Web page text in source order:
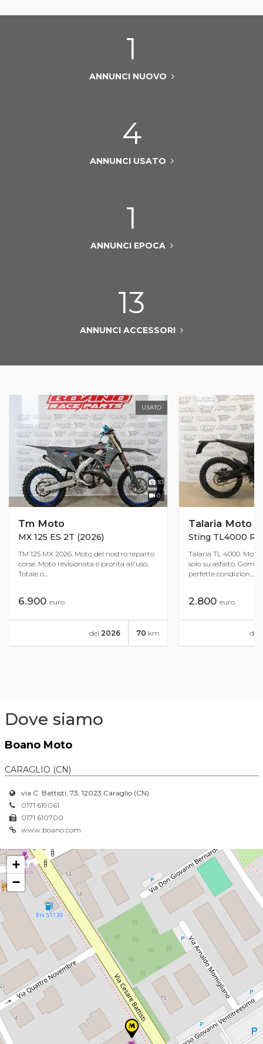
1
ANNUNCI NUOVO
4
ANNUNCI USATO
1
ANNUNCI EPOCA
13
ANNUNCI ACCESSORI
USATO
10
0
Tm Moto
MX 125 ES 2T (2026)
TM 125 MX 2026. Moto del nostro reparto
corse. Moto revisionata e pronta all'uso.
Totale o...
6.900 euro
70 km
del 2026
Talaria Moto
Sting TL4000 R
Talaria TL 4000.
solo su asfalto.
perfette condizion...
2.800 euro
del
Dove siamo
Boano Moto
CARAGLIO (CN)
via C. Battisti, 73, 12023 Caraglio (CN)
0171 619061
0171 610700
www.boano.com
+
−